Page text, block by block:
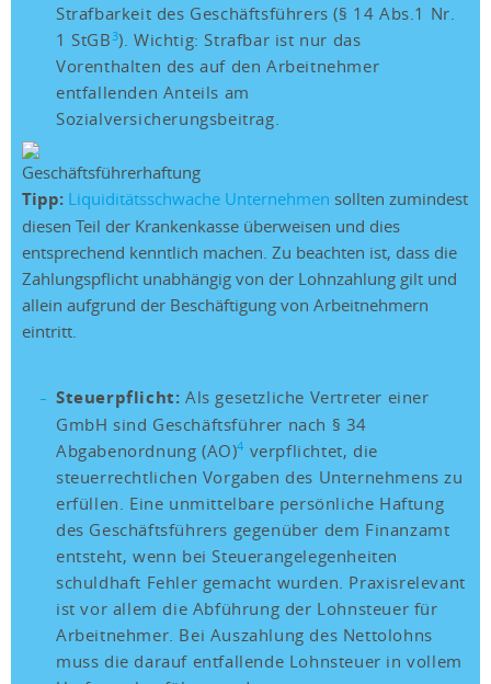
Strafbarkeit des Geschäftsführers (§ 14 Abs.1 Nr.
1 StGB 3). Wichtig: Strafbar ist nur das
Vorenthalten des auf den Arbeitnehmer
entfallenden Anteils am
Sozialversicherungsbeitrag.
Tipp: Liquiditätsschwache Unternehmen sollten zumindest
diesen Teil der Krankenkasse überweisen und dies
entsprechend kenntlich machen. Zu beachten ist, dass die
Zahlungspflicht unabhängig von der Lohnzahlung gilt und
allein aufgrund der Beschäftigung von Arbeitnehmern
eintritt.
Steuerpflicht: Als gesetzliche Vertreter einer
GmbH sind Geschäftsführer nach § 34
Abgabenordnung (AO)4 verpflichtet, die
steuerrechtlichen Vorgaben des Unternehmens zu
erfüllen. Eine unmittelbare persönliche Haftung
des Geschäftsführers gegenüber dem Finanzamt
entsteht, wenn bei Steuerangelegenheiten
schuldhaft Fehler gemacht wurden. Praxisrelevant
ist vor allem die Abführung der Lohnsteuer für
Arbeitnehmer. Bei Auszahlung des Nettolohns
muss die darauf entfallende Lohnsteuer in vollem